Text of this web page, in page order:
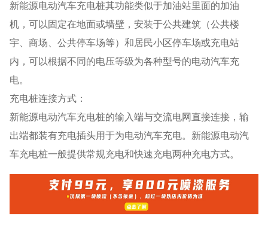
新能源电动汽车充电桩其功能类似于加油站里面的加油
机，可以固定在地面或墙壁，安装于公共建筑（公共楼
宇、商场、公共停车场等）和居民小区停车场或充电站
内，可以根据不同的电压等级为各种型号的电动汽车充
电。
充电桩连接方式：
新能源电动汽车充电桩的输入端与交流电网直接连接，输
出端都装有充电插头用于为电动汽车充电。新能源电动汽
车充电桩一般提供常规充电和快速充电两种充电方式。